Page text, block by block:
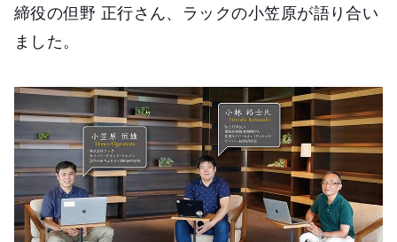
締役の但野 正行さん、ラックの小笠原が語り合い
ました。